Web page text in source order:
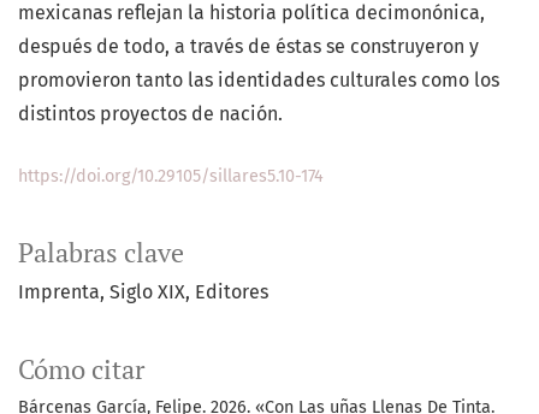
Palabras clave
Imprenta Siglo XIX Editores
Cómo citar
Bárcenas García, Felipe. 2026. «Con Las uñas Llenas De Tinta.
mexicanas reflejan la historia política decimonónica,
después de todo, a través de éstas se construyeron y
promovieron tanto las identidades culturales como los
distintos proyectos de nación.
https://doi.org/10.29105/sillares5.10-174